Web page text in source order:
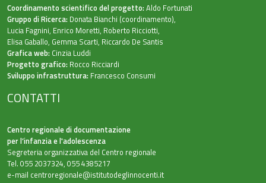
Coordinamento scientifico del progetto: Aldo Fortunati
Gruppo di Ricerca: Donata Bianchi (coordinamento),
Lucia Fagnini, Enrico Moretti, Roberto Ricciotti,
Elisa Gaballo, Gemma Scarti, Riccardo De Santis
Grafica web: Cinzia Luddi
Progetto grafico: Rocco Ricciardi
Sviluppo infrastruttura: Francesco Consumi
CONTATTI
Centro regionale di documentazione
per l’infanzia e l'adolescenza
Segreteria organizzativa del Centro regionale
Tel. 055 2037324, 055 4385217
e-mail centroregionale@istitutodeglinnocenti.it